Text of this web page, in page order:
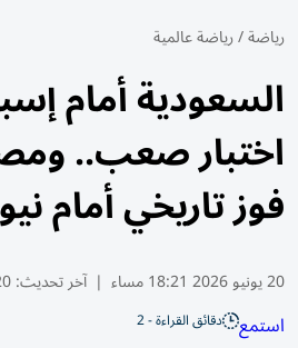
رياضة/رياضة عالمية
السعودية أمام
اختبار صعب..
فوز تاريخي أمام
20 يونيو 2026 18:21 مساء | آخر تحديث:20
استمع دقائق القراءة - 2